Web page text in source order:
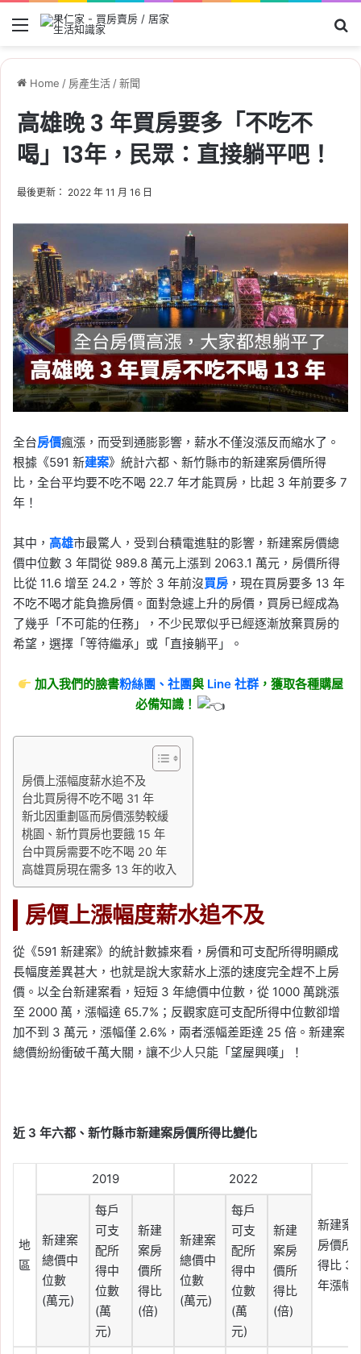
Menu
Home / 房產生活 /新聞
高雄晚 3 年買房要多「不吃不
喝」13年，民眾：直接躺平吧！
最後更新： 2022 年 11 月 16 日
全台房價瘋漲，而受到通膨影響，薪水不僅沒漲反而縮水了。
根據《591 新建案》統計六都、新竹縣市的新建案房價所得
比，全台平均要不吃不喝 22.7 年才能買房，比起 3 年前要多 7
年！
其中， 高雄市最驚人，受到台積電進駐的影響，新建案房價總
價中位數 3 年間從 989.8 萬元上漲到 2063.1 萬元，房價所得
比從 11.6 增至 24.2，等於 3 年前沒買房 ，現在買房要多 13 年
不吃不喝才能負擔房價。面對急遽上升的房價，買房已經成為
了幾乎「不可能的任務」，不少民眾似乎已經逐漸放棄買房的
希望，選擇「等待繼承」或「直接躺平」。
加入我們的臉書粉絲團、社團與 Line社群 ，獲取各種購屋
必備知識！
房價上漲幅度薪水追不及
台北買房得不吃不喝 31 年
新北因重劃區而房價漲勢較緩
桃園、新竹買房也要餓 15 年
台中買房需要不吃不喝 20 年
高雄買房現在需多 13 年的收入
房價上漲幅度薪水追不及
從《591 新建案》的統計數據來看，房價和可支配所得明顯成
長幅度差異甚大，也就是說大家薪水上漲的速度完全趕不上房
價。以全台新建案看，短短 3 年總價中位數，從 1000 萬跳漲
至 2000 萬，漲幅達 65.7%；反觀家庭可支配所得中位數卻增
加不到 3 萬元，漲幅僅 2.6%，兩者漲幅差距達 25 倍。新建案
總價紛紛衝破千萬大關，讓不少人只能「望屋興嘆」！
近 3 年六都、新竹縣市新建案房價所得比變化
地
區
2019 2022
新建案
房價所
得比 3
年漲幅
新建案
總價中
位數
(萬元)
每戶
可支
配所
得中
位數
(萬
元)
新建
案房
價所
得比
(倍)
新建案
總價中
位數
(萬元)
每戶
可支
配所
得中
位數
(萬
元)
新建
案房
價所
得比
(倍)